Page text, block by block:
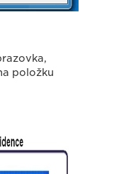
položku